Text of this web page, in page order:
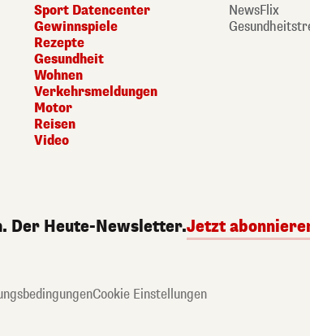
Sport Datencenter
Gewinnspiele
Rezepte
Gesundheit
Wohnen
Verkehrsmeldungen
Motor
Reisen
Video
NewsFlix
Der Heute-Newsletter.Jetzt
Cookie Einstellungen